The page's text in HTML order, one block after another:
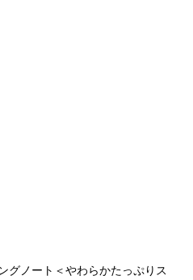
グノート＜やわらかたっぷりス